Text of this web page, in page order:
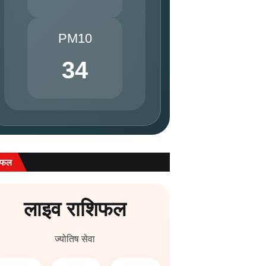
PM10
34
लाइव राशिफल
ज्योतिष सेवा